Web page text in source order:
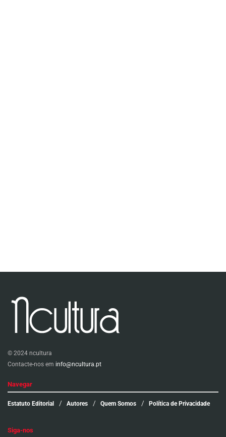
© 2024 ncultura
Contacte-nos em info@ncultura.pt
Navegar
Estatuto Editorial Autores Quem Somos Política de Privacidade
Siga-nos